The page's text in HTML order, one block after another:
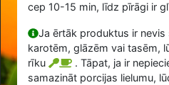
cep 10-15 min, līdz pīrāgi ir
Ja ērtāk produktus ir
karotēm, glāzēm vai tasēm,
rīku
. Tāpat, ja ir
samazināt porcijas lielumu,